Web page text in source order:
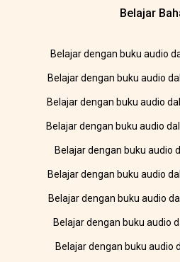
Belajar
Belajar dengan buku audio
Belajar dengan buku audio
Belajar dengan buku audio
Belajar dengan buku audio
Belajar dengan buku audio
Belajar dengan buku audio
Belajar dengan buku audio
Belajar dengan buku audio
Belajar dengan buku audio